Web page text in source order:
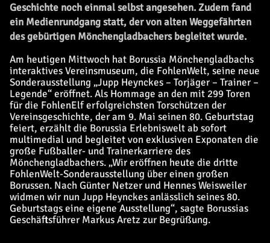
Geschichte noch einmal selbst angesehen. Zudem fand
ein Medienrundgang statt, der von alten Weggefährten
des gebürtigen Mönchengladbachers begleitet wurde.
Am heutigen Mittwoch hat Borussia Mönchengladbachs
interaktives Vereinsmuseum, die FohlenWelt, seine neue
Sonderausstellung „Jupp Heynckes – Torjäger – Trainer –
Legende“ eröffnet. Als Hommage an den mit 299 Toren
für die FohlenElf erfolgreichsten Torschützen der
Vereinsgeschichte, der am 9. Mai seinen 80. Geburtstag
feiert, erzählt die Borussia Erlebniswelt ab sofort
multimedial und begleitet von exklusiven Exponaten die
große Fußballer- und Trainerkarriere des
Mönchengladbachers. „Wir eröffnen heute die dritte
FohlenWelt-Sonderausstellung über einen großen
Borussen. Nach Günter Netzer und Hennes Weisweiler
widmen wir nun Jupp Heynckes anlässlich seines 80.
Geburtstags eine eigene Ausstellung“, sagte Borussias
Geschäftsführer Markus Aretz zur Begrüßung.